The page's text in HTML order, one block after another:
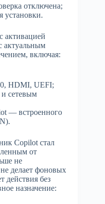
отключена;
установки.
актуальным
включая:
HDMI, UEFI;
сетевым
— встроенного
Copilot стал
от
не
делает фоновых
действия без
назначение: